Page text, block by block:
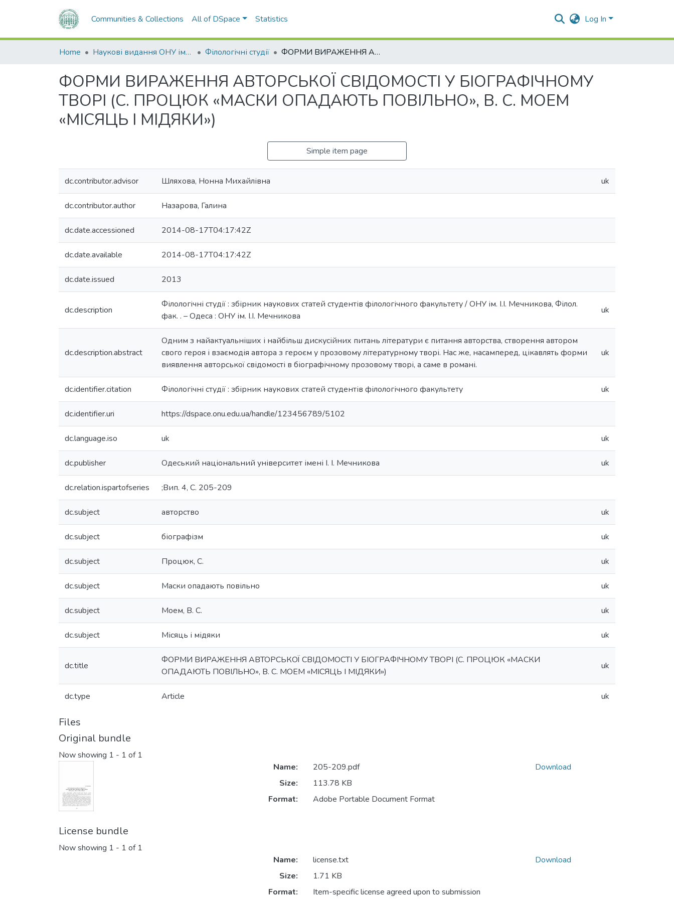
Communities & Collections All of DSpace Statistics Log In
Home Наукові видання ОНУ імені І. І. Мечникова Філологічні студії ФОРМИ ВИРАЖЕННЯ АВТОРСЬКОЇ СВІДОМОСТІ У БІОГРАФІЧНОМУ ТВОРІ (С. ПРОЦЮК «МАСКИ ОПАДАЮТЬ ПОВІЛЬНО», В. С. МОЕМ «МІСЯЦЬ І МІДЯКИ»)
ФОРМИ ВИРАЖЕННЯ АВТОРСЬКОЇ СВІДОМОСТІ У БІОГРАФІЧНОМУ
ТВОРІ (С. ПРОЦЮК «МАСКИ ОПАДАЮТЬ ПОВІЛЬНО», В. С. МОЕМ
«МІСЯЦЬ І МІДЯКИ»)
Simple item page
dc.contributor.advisor Шляхова, Нонна Михайлівна uk
dc.contributor.author Назарова, Галина
dc.date.accessioned 2014-08-17T04:17:42Z
dc.date.available 2014-08-17T04:17:42Z
dc.date.issued 2013
dc.description
Філологічні студії : збірник наукових статей студентів філологічного факультету / ОНУ ім. І.І. Мечникова, Філол.
фак. . – Одеса : ОНУ ім. І.І. Мечникова
uk
dc.description.abstract
Одним з найактуальніших і найбільш дискусійних питань літератури є питання авторства, створення автором
свого героя і взаємодія автора з героєм у прозовому літературному творі. Нас же, насамперед, цікавлять форми
виявлення авторської свідомості в біографічному прозовому творі, а саме в романі.
uk
dc.identifier.citation Філологічні студії : збірник наукових статей студентів філологічного факультету uk
dc.identifier.uri https://dspace.onu.edu.ua/handle/123456789/5102
dc.language.iso uk uk
dc.publisher Одеський національний університет імені І. І. Мечникова uk
dc.relation.ispartofseries ;Вип. 4, С. 205-209
dc.subject авторство uk
dc.subject біографізм uk
dc.subject Процюк, С. uk
dc.subject Маски опадають повільно uk
dc.subject Моем, В. С. uk
dc.subject Місяць і мідяки uk
dc.title
ФОРМИ ВИРАЖЕННЯ АВТОРСЬКОЇ СВІДОМОСТІ У БІОГРАФІЧНОМУ ТВОРІ (С. ПРОЦЮК «МАСКИ
ОПАДАЮТЬ ПОВІЛЬНО», В. С. МОЕМ «МІСЯЦЬ І МІДЯКИ»)
uk
dc.type Article uk
Files
Original bundle
Now showing 1 - 1 of 1
Name:
205-209.pdf
Size:
113.78 KB
Format:
Adobe Portable Document Format
Download
License bundle
Now showing 1 - 1 of 1
Name:
license.txt
Size:
1.71 KB
Format:
Item-specific license agreed upon to submission
Download